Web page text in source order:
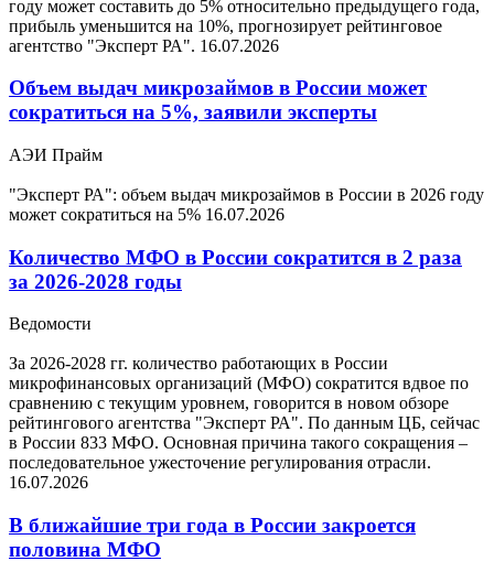
году может составить до 5% относительно предыдущего года,
прибыль уменьшится на 10%, прогнозирует рейтинговое
агентство "Эксперт РА". 16.07.2026
Объем выдач микрозаймов в России может
сократиться на 5%, заявили эксперты
АЭИ Прайм
"Эксперт РА": объем выдач микрозаймов в России в 2026 году
может сократиться на 5% 16.07.2026
Количество МФО в России сократится в 2 раза
за 2026-2028 годы
Ведомости
За 2026-2028 гг. количество работающих в России
микрофинансовых организаций (МФО) сократится вдвое по
сравнению с текущим уровнем, говорится в новом обзоре
рейтингового агентства "Эксперт РА". По данным ЦБ, сейчас
в России 833 МФО. Основная причина такого сокращения –
последовательное ужесточение регулирования отрасли.
16.07.2026
В ближайшие три года в России закроется
половина МФО